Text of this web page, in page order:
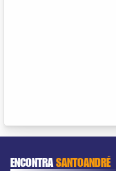
ENCONTRASANTOANDRÉ